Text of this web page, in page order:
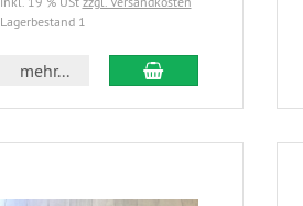
Lagerbestand 1
mehr...